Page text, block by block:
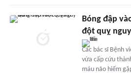
Bóng đập
đột quỵ
Các bác sĩ Bệnh
vừa cấp cứu
máu não hiếm